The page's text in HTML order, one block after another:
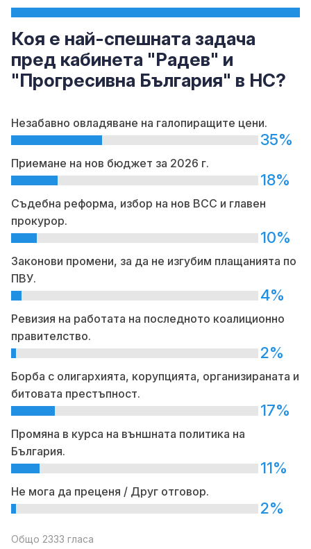
Коя е най-спешната задача
пред кабинета "Радев" и
"Прогресивна България" в НС?
Незабавно овладяване на галопиращите цени.
35%
Приемане на нов бюджет за 2026 г.
18%
Съдебна реформа, избор на нов ВСС и главен
прокурор.
10%
Законови промени, за да не изгубим плащанията по
ПВУ.
4%
Ревизия на работата на последното коалиционно
правителство.
2%
Борба с олигархията, корупцията, организираната и
битовата престъпност.
17%
Промяна в курса на външната политика на
България.
11%
Не мога да преценя / Друг отговор.
2%
Общо 2333 гласа